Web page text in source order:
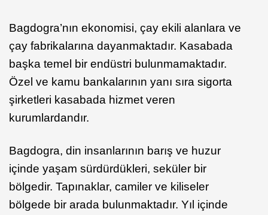
Bagdogra’nın ekonomisi, çay ekili alanlara ve
çay fabrikalarına dayanmaktadır. Kasabada
başka temel bir endüstri bulunmamaktadır.
Özel ve kamu bankalarının yanı sıra sigorta
şirketleri kasabada hizmet veren
kurumlardandır.
Bagdogra, din insanlarının barış ve huzur
içinde yaşam sürdürdükleri, seküler bir
bölgedir. Tapınaklar, camiler ve kiliseler
bölgede bir arada bulunmaktadır. Yıl içinde